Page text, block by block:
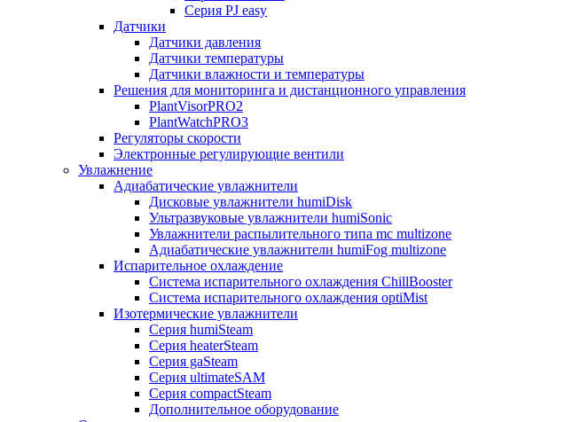
Серия PJ easy
Датчики
Датчики давления
Датчики температуры
Датчики влажности и температуры
Решения для мониторинга и дистанционного управления
PlantVisorPRO2
PlantWatchPRO3
Регуляторы скорости
Электронные регулирующие вентили
Увлажнение
Адиабатические увлажнители
Дисковые увлажнители humiDisk
Ультразвуковые увлажнители humiSonic
Увлажнители распылительного типа mc multizone
Адиабатические увлажнители humiFog multizone
Испарительное охлаждение
Система испарительного охлаждения ChillBooster
Система испарительного охлаждения optiMist
Изотермические увлажнители
Серия humiSteam
Серия heaterSteam
Серия gaSteam
Серия ultimateSAM
Серия compactSteam
Дополнительное оборудование